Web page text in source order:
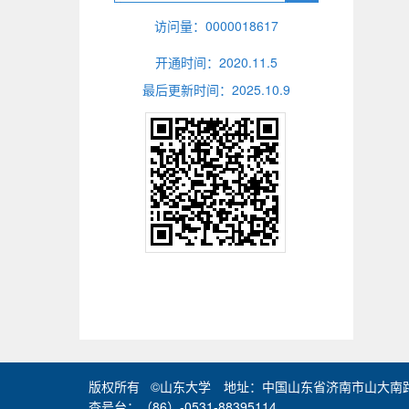
访问量： 0000018617
开通时间： 2020.11 .5
最后更新时间： 2025.10.9
版权所有 ©山东大学 地址：中国山东省济南市山大